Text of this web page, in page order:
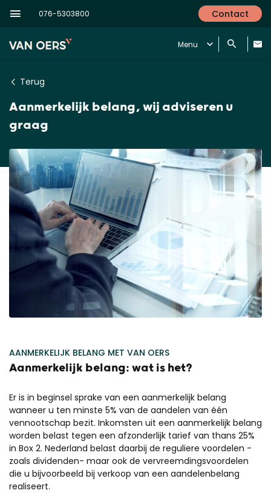
076-5303800 Contact
Menu
Terug
Aanmerkelijk belang, wij adviseren u
graag
AANMERKELIJK BELANG MET VAN OERS
Aanmerkelijk belang: wat is het?
Er is in beginsel sprake van een aanmerkelijk belang
wanneer u ten minste 5% van de aandelen van één
vennootschap bezit. Inkomsten uit een aanmerkelijk belang
worden belast tegen een afzonderlijk tarief van thans 25%
in Box 2. Nederland belast daarbij de reguliere voordelen -
zoals dividenden- maar ook de vervreemdingsvoordelen
die u bijvoorbeeld bij verkoop van een aandelenbelang
realiseert.